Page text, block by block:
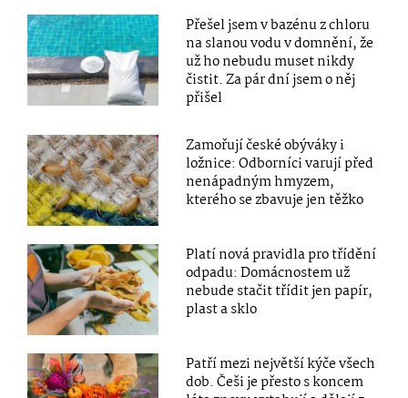
Přešel jsem v bazénu z chloru
na slanou vodu v domnění, že
už ho nebudu muset nikdy
čistit. Za pár dní jsem o něj
přišel
Zamořují české obýváky i
ložnice: Odborníci varují před
nenápadným hmyzem,
kterého se zbavuje jen těžko
Platí nová pravidla pro třídění
odpadu: Domácnostem už
nebude stačit třídit jen papír,
plast a sklo
Patří mezi největší kýče všech
dob. Češi je přesto s koncem